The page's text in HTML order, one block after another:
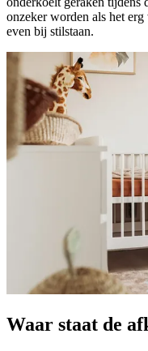
onzeker worden als het
even bij stilstaan.
Waar staat de